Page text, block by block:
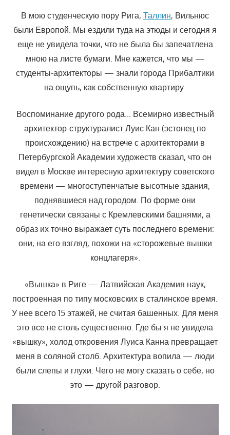
В мою студенческую пору Рига, Таллин, Вильнюс
были Европой. Мы ездили туда на этюды и сегодня я
еще не увидела точки, что не была бы запечатлена
мною на листе бумаги. Мне кажется, что мы —
студенты-архитекторы — знали города Прибалтики
на ощупь, как собственную квартиру.
Воспоминание другого рода… Всемирно известный
архитектор-структуралист Луис Кан (эстонец по
происхождению) на встрече с архитекторами в
Петербургской Академии художеств сказал, что он
видел в Москве интересную архитектуру советского
времени — многоступенчатые высотные здания,
поднявшиеся над городом. По форме они
генетически связаны с Кремлевскими башнями, а
образ их точно выражает суть последнего времени:
они, на его взгляд, похожи на «сторожевые вышки
концлагеря».
«Вышка» в Риге — Латвийская Академия наук,
построенная по типу московских в сталинское время.
У нее всего 15 этажей, не считая башенных. Для меня
это все не столь существенно. Где бы я не увидела
«вышку», холод откровения Луиса Канна превращает
меня в соляной столб. Архитектура вопила — люди
были слепы и глухи. Чего не могу сказать о себе, но
это — другой разговор.